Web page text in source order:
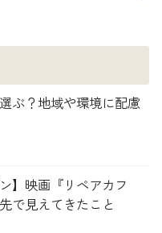
ぶ？地域や環境に配慮
】映画『リペアカフ
で見えてきたこと